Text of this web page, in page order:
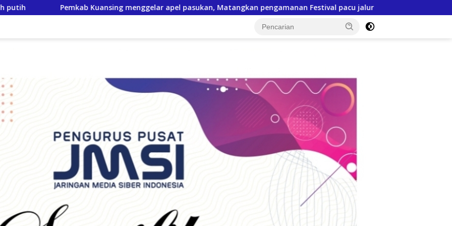
menggelar apel pasukan, Matangkan pengamanan Festival pacu jalur 2026 Tindak Lanjuti MoU, SPR Pertemukan